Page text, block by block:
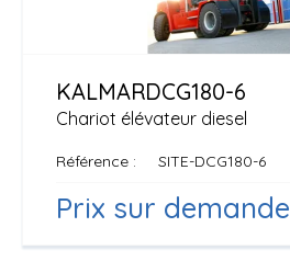
Chariot élévateur diesel
KALMARDCG180-6
Référence SITE-DCG180-6
Prix sur demande